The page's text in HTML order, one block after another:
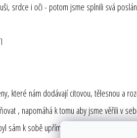
srdce i oči - potom jsme splnili svá
které nám dodávají citovou, tělesnou a
, napomáhá k tomu aby jsme věřili v
sám k sobě upřímný, dokáže nám evokovat